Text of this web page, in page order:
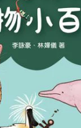
男裝 化妝保
本書